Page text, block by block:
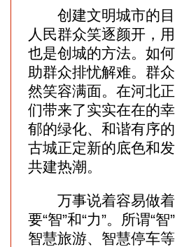
创建文明城市的目
人民群众笑逐颜开，
也是创城的方法。如
助群众排忧解难。群
然笑容满面。在河北
们带来了实实在在的
郁的绿化、和谐有序
古城正定新的底色和
共建热潮。
万事说着容易做着
要“智”和“力”。所谓“
智慧旅游、智慧停车